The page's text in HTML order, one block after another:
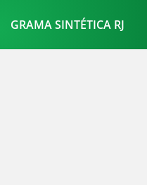
GRAMA SINTÉTICA RJ